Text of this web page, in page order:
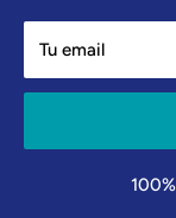
Tu email